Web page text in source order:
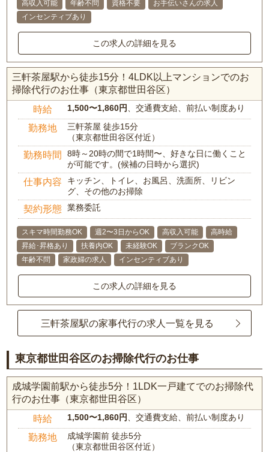
高収入可能
年齢不問 資格不要
お手伝いさんの求人
インセンティブあり
この求人の詳細を見る
三軒茶屋駅から徒歩15分！4LDK以上マンションでのお
掃除代行のお仕事（東京都世田谷区）
時給 1,500〜1,860円、交通費支給、前払い制度あり
勤務地
三軒茶屋 徒歩15分
（東京都世田谷区付近）
勤務時間
8時～20時の間で1時間〜、好きな日に働くこと
が可能です。(候補の日時から選択)
仕事内容
キッチン、トイレ、お風呂、洗面所、リビン
グ、その他のお掃除
契約形態 業務委託
スキマ時間勤務OK 週2〜3日からOK 高収入可能
高時給
昇給･昇格あり
扶養内OK 未経験OK
ブランクOK
年齢不問
家政婦の求人 インセンティブあり
この求人の詳細を見る
三軒茶屋駅の家事代行の求人一覧を見る
東京都世田谷区のお掃除代行のお仕事
成城学園前駅から徒歩5分！1LDK一戸建てでのお掃除代
行のお仕事（東京都世田谷区）
時給 1,500〜1,860円 、交通費支給、前払い制度あり
勤務地
成城学園前 徒歩5分
（東京都世田谷区付近）